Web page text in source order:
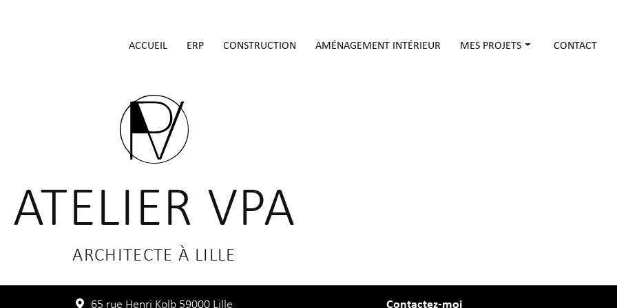
ACCUEIL ERP CONSTRUCTION AMÉNAGEMENT INTÉRIEUR MES PROJETS CONTACT
ATELIER VPA
ARCHITECTE À LILLE
65 rue Henri Kolb 59000 Lille Contactez-moi